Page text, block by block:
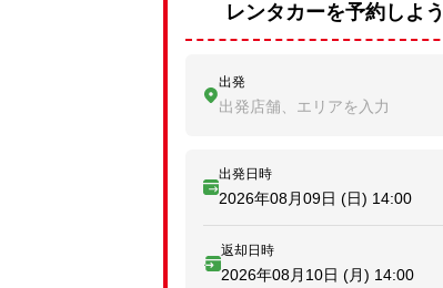
レンタカーを予約しよう
出発
出発店舗、エリアを入力
出発日時
2026年08月09日 (日) 14:00
返却日時
2026年08月10日 (月) 14:00